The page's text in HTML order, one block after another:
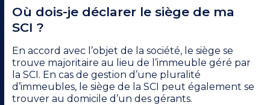
Où dois-je déclarer le siège de ma
SCI ?
En accord avec l’objet de la société, le siège se
trouve majoritaire au lieu de l’immeuble géré par
la SCI. En cas de gestion d’une pluralité
d’immeubles, le siège de la SCI peut également se
trouver au domicile d’un des gérants.